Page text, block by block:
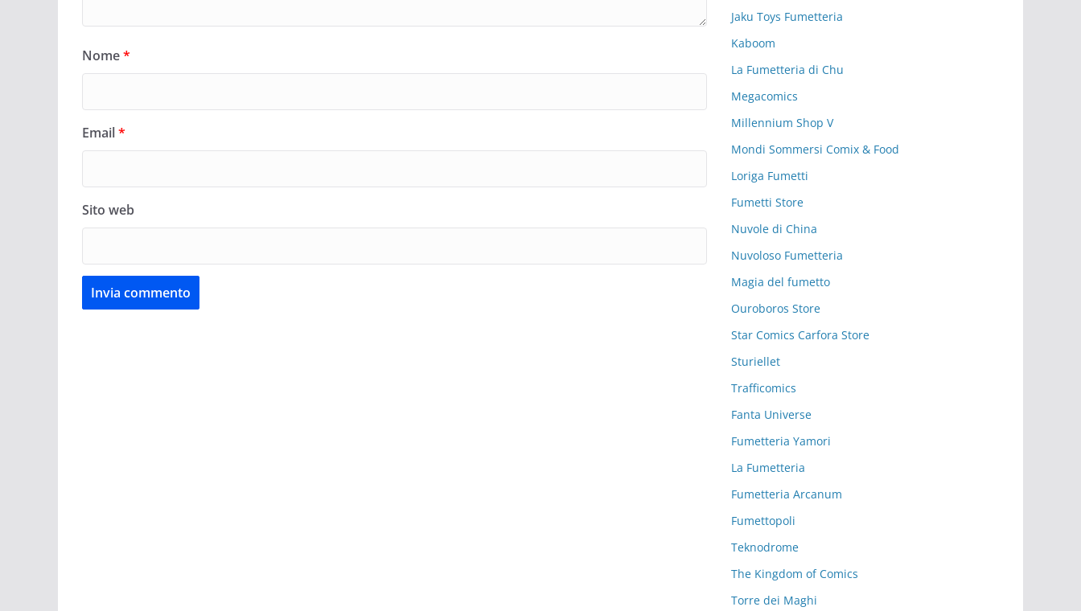
Nome*
Email*
Sito web
Jaku Toys Fumetteria
Kaboom
La Fumetteria di Chu
Megacomics
Millennium Shop V
Mondi Sommersi Comix & Food
Loriga Fumetti
Fumetti Store
Nuvole di China
Nuvoloso Fumetteria
Magia del fumetto
Ouroboros Store
Star Comics Carfora Store
Sturiellet
Trafficomics
Fanta Universe
Fumetteria Yamori
La Fumetteria
Fumetteria Arcanum
Fumettopoli
Teknodrome
The Kingdom of Comics
Torre dei Maghi